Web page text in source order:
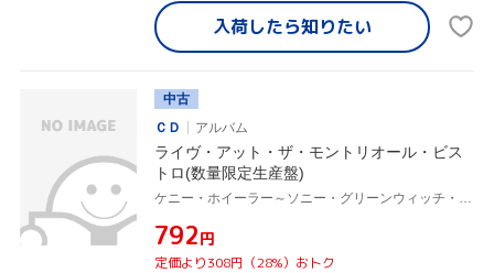
入荷したら知りたい
中古
ＣＤ
アルバム
ライヴ・アット・ザ・モントリオール・ビス
トロ(数量限定生産盤)
¥792円
定価より308円（28%）おトク